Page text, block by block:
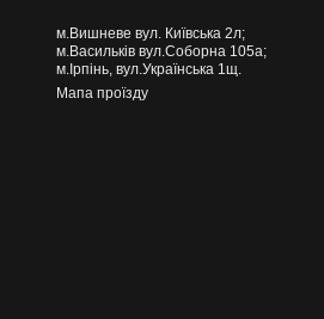
м.Вишневе вул. Київська 2л;
м.Васильків вул.Соборна 105а;
м.Ірпінь, вул.Українська 1щ.
Мапа проїзду